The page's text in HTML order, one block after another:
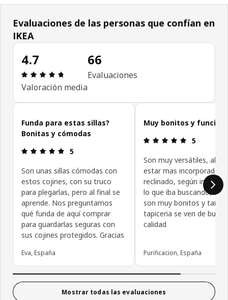
Evaluaciones de las personas que confían en
IKEA
4.7
Reseña: 4.7 de 5 estrellas. Reseñas totales: 66
Valoración media
66
Evaluaciones
Omitir evaluaciones de las personas que confían en IKEA
Funda para estas sillas?
Bonitas y cómodas
Reseña: 5 de 5 estrellas.
5
Son unas sillas cómodas con
estos cojines, con su truco
para plegarlas, pero al final se
aprende. Nos preguntamos
qué funda de aquí comprar
para guardarlas seguras con
sus cojines protegidos. Gracias
Eva, España
Muy bonitos y
Reseña: 5
5
Son muy versátiles, al
estar mas incorporado o
reclinado, según interese
lo que iba buscando,
son muy bonitos y
tapiceria se ven de buena
calidad
Purificacion, España
Mostrar todas las evaluaciones